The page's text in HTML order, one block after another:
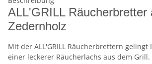
ALL'GRILL Räucherbretter
Zedernholz
Mit der ALL'GRILL Räucherbrettern
einer leckerer Räucherlachs aus dem Grill.